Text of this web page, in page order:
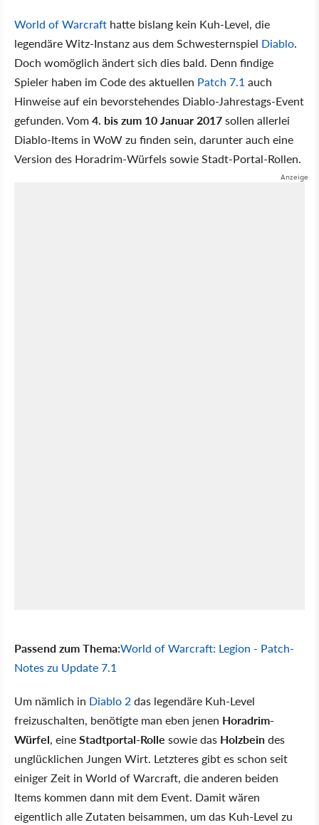
World of Warcraft hatte bislang kein Kuh-Level, die
legendäre Witz-Instanz aus dem Schwesternspiel Diablo.
Doch womöglich ändert sich dies bald. Denn findige
Spieler haben im Code des aktuellen Patch 7.1auch
Hinweise auf ein bevorstehendes Diablo-Jahrestags-Event
gefunden. Vom4. bis zum 10 Januar 2017sollen allerlei
Diablo-Items in WoW zu finden sein, darunter auch eine
Version des Horadrim-Würfels sowie Stadt-Portal-Rollen.
Passend zum Thema:World of Warcraft: Legion - Patch-
Notes zu Update 7.1
Um nämlich in Diablo 2das legendäre Kuh-Level
freizuschalten, benötigte man eben jenen Horadrim-
Würfel, eineStadtportal-Rolle sowie das Holzbeindes
unglücklichen Jungen Wirt. Letzteres gibt es schon seit
einiger Zeit in World of Warcraft, die anderen beiden
Items kommen dann mit dem Event. Damit wären
eigentlich alle Zutaten beisammen, um das Kuh-Level zu